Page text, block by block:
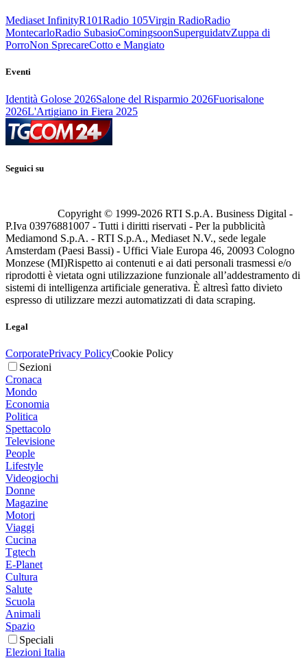
Mediaset InfinityR101Radio 105Virgin RadioRadio
MontecarloRadio SubasioComingsoonSuperguidatvZuppa di
PorroNon SprecareCotto e Mangiato
Eventi
Identità Golose 2026Salone del Risparmio 2026Fuorisalone
2026L'Artigiano in Fiera 2025
Seguici su
Copyright © 1999-2026 RTI S.p.A. Business Digital -
P.Iva 03976881007 - Tutti i diritti riservati - Per la pubblicità
Mediamond S.p.A. - RTI S.p.A., Mediaset N.V., sede legale
Amsterdam (Paesi Bassi) - Uffici Viale Europa 46, 20093 Cologno
Monzese (MI)Rispetto ai contenuti e ai dati personali trasmessi e/o
riprodotti è vietata ogni utilizzazione funzionale all’addestramento di
sistemi di intelligenza artificiale generativa. È altresì fatto divieto
espresso di utilizzare mezzi automatizzati di data scraping.
Legal
CorporatePrivacy PolicyCookie Policy
Sezioni
Cronaca
Mondo
Economia
Politica
Spettacolo
Televisione
People
Lifestyle
Videogiochi
Donne
Magazine
Motori
Viaggi
Cucina
Tgtech
E-Planet
Cultura
Salute
Scuola
Animali
Spazio
Speciali
Elezioni Italia